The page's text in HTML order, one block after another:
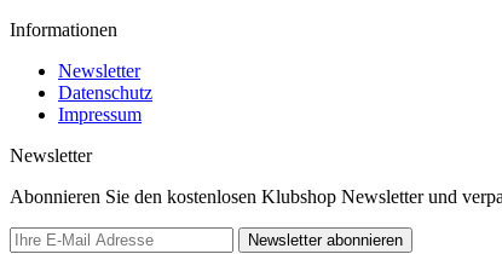
Informationen
Newsletter
Datenschutz
Impressum
Newsletter
Abonnieren Sie den kostenlosen Klubshop Newsletter und
Newsletter abonnieren